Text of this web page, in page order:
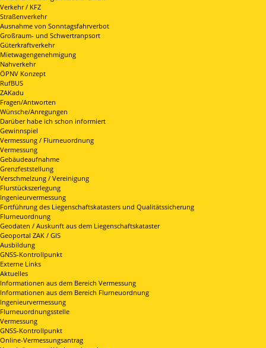
Verkehr / KFZ
Straßenverkehr
Ausnahme von Sonntagsfahrverbot
Großraum- und Schwertranpsort
Güterkraftverkehr
Mietwagengenehmigung
Nahverkehr
ÖPNV Konzept
RufBUS
ZAKadu
Fragen/Antworten
Wünsche/Anregungen
Darüber habe ich schon informiert
Gewinnspiel
Vermessung / Flurneuordnung
Vermessung
Gebäudeaufnahme
Grenzfeststellung
Verschmelzung / Vereinigung
Flurstückszerlegung
Ingenieurvermessung
Fortführung des Liegenschaftskatasters und Qualitätssicherung
Flurneuordnung
Geodaten / Auskunft aus dem Liegenschaftskataster
Geoportal ZAK / GIS
Ausbildung
GNSS-Kontrollpunkt
Externe Links
Aktuelles
Informationen aus dem Bereich Vermessung
Informationen aus dem Bereich Flurneuordnung
Ingenieurvermessung
Flurneuordnungsstelle
Vermessung
GNSS-Kontrollpunkt
Online-Vermessungsantrag